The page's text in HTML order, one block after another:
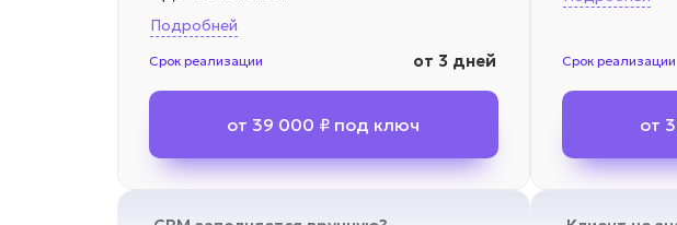
Подробней
Срок реализации от 3 дней
от 39 000 ₽ под ключ
Срок реализации
от